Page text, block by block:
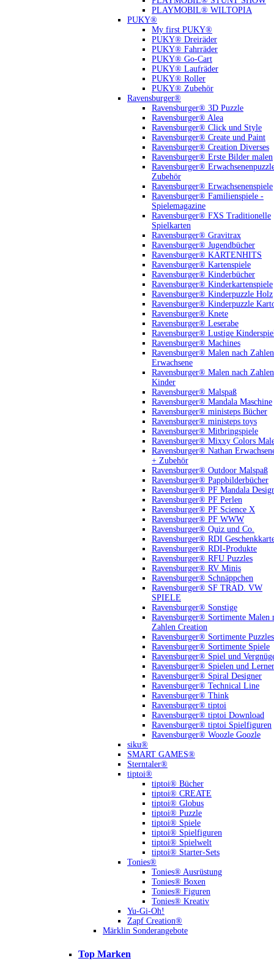
PLAYMOBIL® WILTOPIA
PUKY®
My first PUKY®
PUKY® Dreiräder
PUKY® Fahrräder
PUKY® Go-Cart
PUKY® Laufräder
PUKY® Roller
PUKY® Zubehör
Ravensburger®
Ravensburger® 3D Puzzle
Ravensburger® Alea
Ravensburger® Click und Style
Ravensburger® Create und Paint
Ravensburger® Creation Diverses
Ravensburger® Erste Bilder malen
Ravensburger®
Zubehör
Ravensburger® Erwachsenenspiele
Ravensburger® Familienspiele -
Spielemagazine
Ravensburger® FXS Traditionelle
Spielkarten
Ravensburger® Gravitrax
Ravensburger® Jugendbücher
Ravensburger® KARTENHITS
Ravensburger® Kartenspiele
Ravensburger® Kinderbücher
Ravensburger® Kinderkartenspiele
Ravensburger® Kinderpuzzle Holz
Ravensburger® Kinderpuzzle
Ravensburger® Knete
Ravensburger® Leserabe
Ravensburger® Lustige
Ravensburger® Machines
Ravensburger® Malen nach Zahlen
Erwachsene
Ravensburger® Malen nach Zahlen
Kinder
Ravensburger® Malspaß
Ravensburger® Mandala Maschine
Ravensburger® ministeps Bücher
Ravensburger® ministeps toys
Ravensburger® Mitbringspiele
Ravensburger® Mixxy Colors
Ravensburger® Nathan
+ Zubehör
Ravensburger® Outdoor Malspaß
Ravensburger® Pappbilderbücher
Ravensburger® PF Mandala
Ravensburger® PF Perlen
Ravensburger® PF Science X
Ravensburger® PF WWW
Ravensburger® Quiz und Co.
Ravensburger® RDI
Ravensburger® RDI-Produkte
Ravensburger® RFU Puzzles
Ravensburger® RV Minis
Ravensburger® Schnäppchen
Ravensburger® SF TRAD. VW
SPIELE
Ravensburger® Sonstige
Ravensburger® Sortimente Malen
Zahlen Creation
Ravensburger® Sortimente Puzzles
Ravensburger® Sortimente Spiele
Ravensburger® Spiel und
Ravensburger® Spielen und
Ravensburger® Spiral Designer
Ravensburger® Technical Line
Ravensburger® Think
Ravensburger® tiptoi
Ravensburger® tiptoi Download
Ravensburger® tiptoi Spielfiguren
Ravensburger® Woozle Goozle
siku®
SMART GAMES®
Sterntaler®
tiptoi®
tiptoi® Bücher
tiptoi® CREATE
tiptoi® Globus
tiptoi® Puzzle
tiptoi® Spiele
tiptoi® Spielfiguren
tiptoi® Spielwelt
tiptoi® Starter-Sets
Tonies®
Tonies® Ausrüstung
Tonies® Boxen
Tonies® Figuren
Tonies® Kreativ
Yu-Gi-Oh!
Zapf Creation®
Märklin Sonderangebote
Top Marken